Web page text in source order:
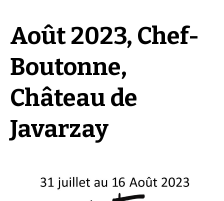
Août 2023, Chef-
Boutonne,
Château de
Javarzay